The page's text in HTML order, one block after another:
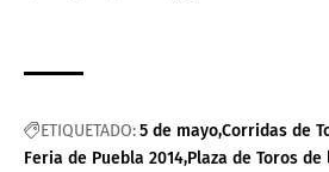
ETIQUETADO:5 de mayoCorridas de
Feria de Puebla 2014 Plaza de Toros